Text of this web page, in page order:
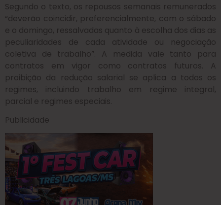
Segundo o texto, os repousos semanais remunerados
“deverão coincidir, preferencialmente, com o sábado
e o domingo, ressalvadas quanto à escolha dos dias as
peculiaridades de cada atividade ou negociação
coletiva de trabalho”. A medida vale tanto para
contratos em vigor como contratos futuros. A
proibição da redução salarial se aplica a todos os
regimes, incluindo trabalho em regime integral,
parcial e regimes especiais.
Publicidade